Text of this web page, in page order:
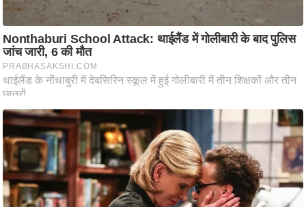
मी
क्षा
ध
र्म
ज्यो
ष
प्र
भु
म
हि